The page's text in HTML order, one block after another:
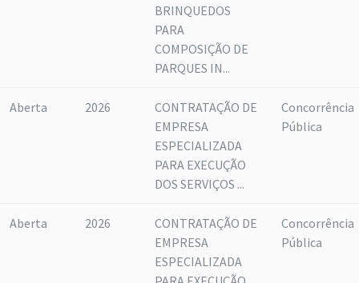
BRINQUEDOS
PARA
COMPOSIÇÃO DE
PARQUES IN...
Aberta 2026
CONTRATAÇÃO DE
EMPRESA
ESPECIALIZADA
PARA EXECUÇÃO
DOS SERVIÇOS ...
Concorrência
Pública
Aberta 2026
CONTRATAÇÃO DE
EMPRESA
ESPECIALIZADA
Concorrência
Pública